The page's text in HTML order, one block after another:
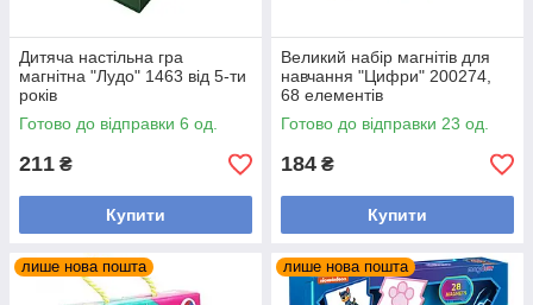
Дитяча настільна гра
магнітна "Лудо" 1463 від 5-ти
років
Готово до відправки 6 од.
211 ₴
Купити
Великий набір магнітів для
навчання "Цифри" 200274,
68 елементів
Готово до відправки 23 од.
184 ₴
Купити
лише нова пошта лише нова пошта